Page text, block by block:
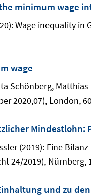
minimum wage
Wage inequality
wage
Schönberg,
2020,07), London,
(2019): Eine
24/2019), Nürnberg,
und zu